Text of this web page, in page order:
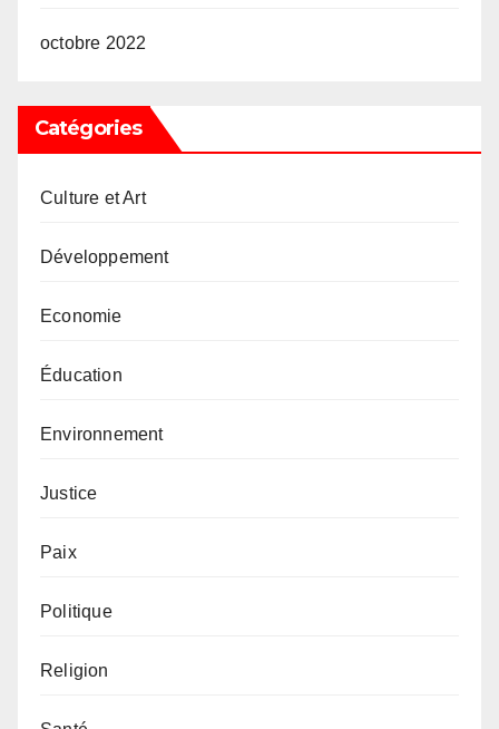
octobre 2022
Catégories
Culture et Art
Développement
Economie
Éducation
Environnement
Justice
Paix
Politique
Religion